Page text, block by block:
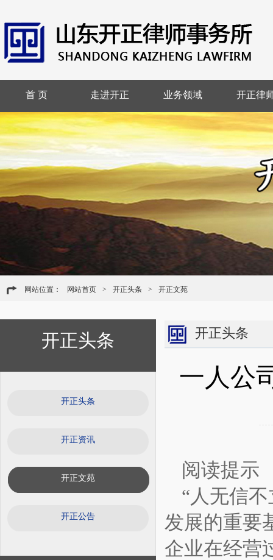
首 页 走进开正 业务领域 开正律
网站位置： 网站首页 > 开正头条 > 开正文苑
开正头条
开正头条
开正资讯
开正文苑
开正公告
开正头条
一人公
阅读提示
“人无信
发展的重要
企业在经营